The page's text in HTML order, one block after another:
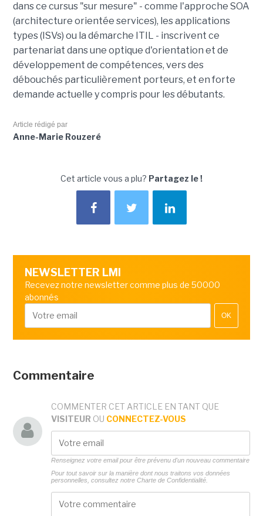
dans ce cursus "sur mesure" - comme l'approche SOA
(architecture orientée services), les applications
types (ISVs) ou la démarche ITIL - inscrivent ce
partenariat dans une optique d'orientation et de
développement de compétences, vers des
débouchés particulièrement porteurs, et en forte
demande actuelle y compris pour les débutants.
Article rédigé par
Anne-Marie Rouzeré
Cet article vous a plu? Partagez le !
NEWSLETTER LMI
Recevez notre newsletter comme plus de 50000
abonnés
OK
Commentaire
COMMENTER CET ARTICLE EN TANT QUE
VISITEUR OU CONNECTEZ-VOUS
Renseignez votre email pour être prévenu d'un nouveau commentaire
Pour tout savoir sur la manière dont nous traitons vos données
personnelles, consultez notre Charte de Confidentialité.